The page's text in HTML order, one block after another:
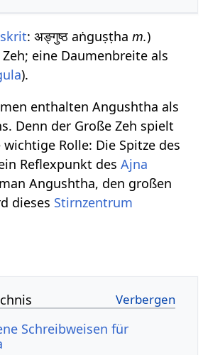
: अङ्गुष्ठ aṅguṣṭham.)
eine Daumenbreite als
).
enthalten Angushtha als
Denn der Große Zeh spielt
Rolle: Die Spitze des
Reflexpunkt desAjna
Angushtha, den großen
dieses Stirnzentrum
Schreibweisen für